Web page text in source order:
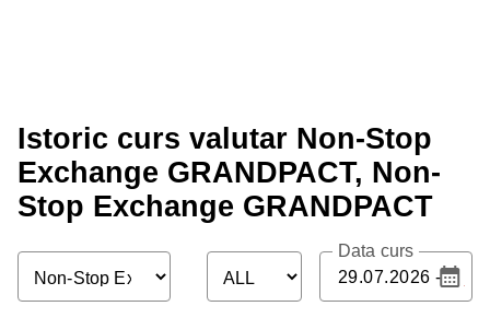
Istoric curs valutar Non-Stop
Exchange GRANDPACT, Non-
Stop Exchange GRANDPACT
Data curs